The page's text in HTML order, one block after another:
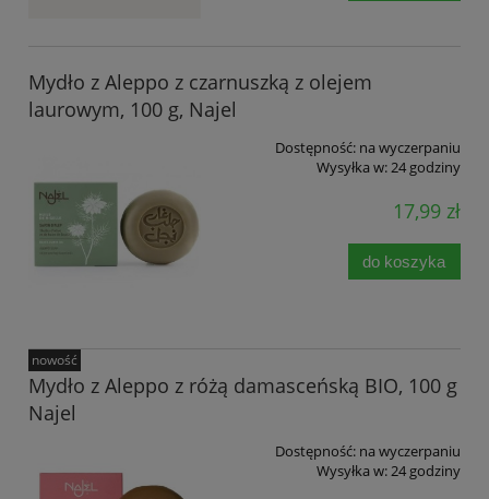
Mydło z Aleppo z czarnuszką z olejem
laurowym, 100 g, Najel
Dostępność: na wyczerpaniu
Wysyłka w:24 godziny
17,99 zł
do koszyka
Mydło z Aleppo z różą damasceńską BIO, 100 g
Najel
Dostępność: na wyczerpaniu
Wysyłka w:24 godziny
nowość